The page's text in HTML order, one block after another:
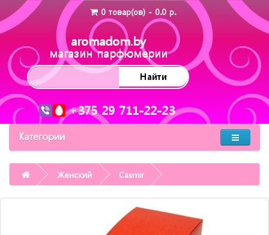
0 товар(ов) - 0.0 р.
aromadom.by
магазин парфюмерии
Найти
+375 29 711-22-23
Категории
Женский Casmir